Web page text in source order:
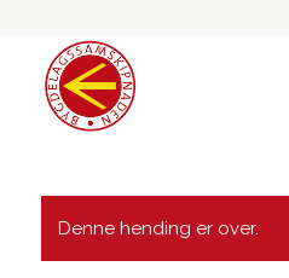
Denne hending er over.